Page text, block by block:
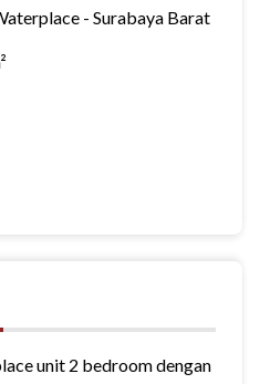
- Surabaya Barat
unit 2 bedroom dengan